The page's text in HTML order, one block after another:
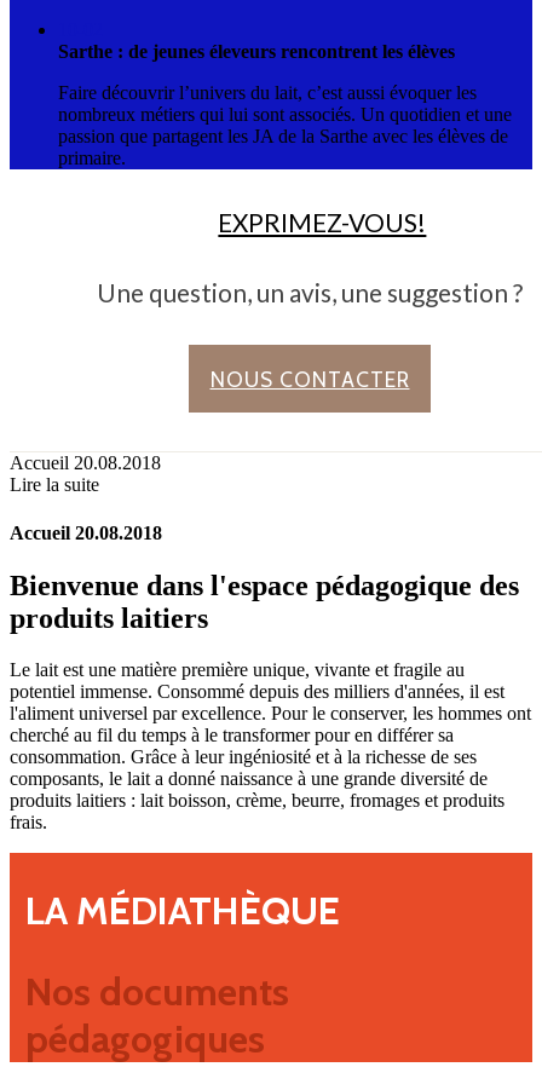
Sarthe : de jeunes éleveurs rencontrent les élèves
Faire découvrir l’univers du lait, c’est aussi évoquer les
nombreux métiers qui lui sont associés. Un quotidien et une
passion que partagent les JA de la Sarthe avec les élèves de
primaire.
EXPRIMEZ-VOUS!
Une question, un avis, une suggestion ?
NOUS CONTACTER
Accueil 20.08.2018
Lire la suite
Accueil 20.08.2018
Bienvenue dans l'espace pédagogique des
produits laitiers
Le lait est une matière première unique, vivante et fragile au
potentiel immense. Consommé depuis des milliers d'années, il est
l'aliment universel par excellence. Pour le conserver, les hommes ont
cherché au fil du temps à le transformer pour en différer sa
consommation. Grâce à leur ingéniosité et à la richesse de ses
composants, le lait a donné naissance à une grande diversité de
produits laitiers : lait boisson, crème, beurre, fromages et produits
frais.
LA MÉDIATHÈQUE
Nos documents
pédagogiques